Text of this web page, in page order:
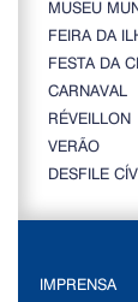
MUSEU
FEIRA DA
FESTA DA
CARNAVAL
RÉVEILLON
VERÃO
DESFILE
IMPRENSA